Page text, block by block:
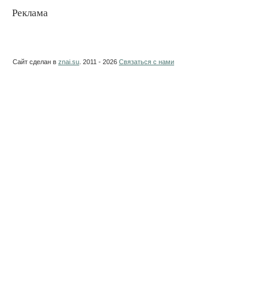
Реклама
Сайт сделан в znai.su . 2011 - 2026 Связаться с нами